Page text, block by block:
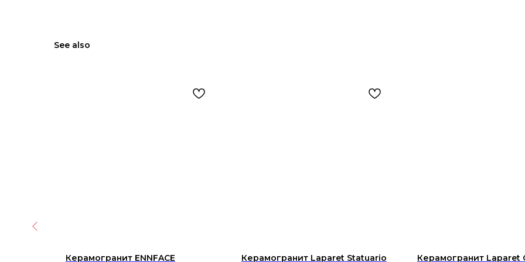
See also
Керамогранит ENNFACE
Керамогранит Laparet Statuario
Керамогранит Laparet